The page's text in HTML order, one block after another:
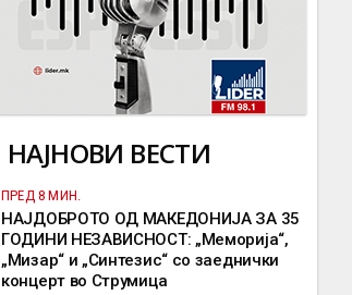
НАЈНОВИ ВЕСТИ
ПРЕД 8 МИН.
НАЈДОБРОТО ОД МАКЕДОНИЈА ЗА 35
ГОДИНИ НЕЗАВИСНОСТ: „Меморија“,
„Мизар“ и „Синтезис“ со заеднички
концерт во Струмица